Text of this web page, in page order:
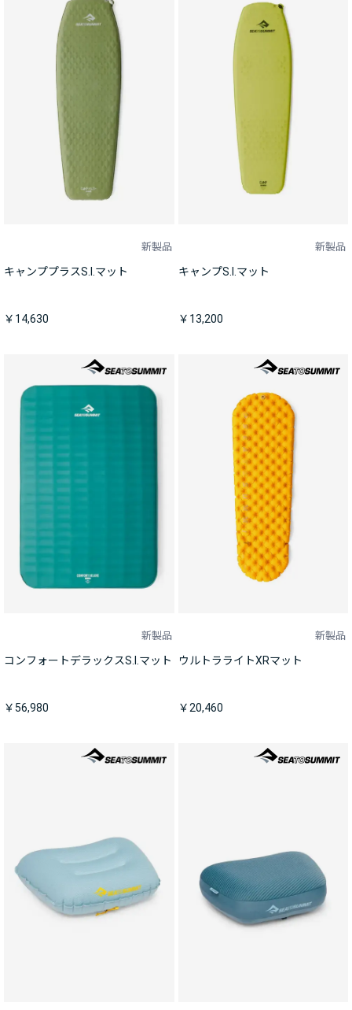
新製品
キャンププラスS.I.マット
￥14,630
新製品
キャンプS.I.マット
￥13,200
新製品
コンフォートデラックスS.I.マット
￥56,980
新製品
ウルトラライトXRマット
￥20,460